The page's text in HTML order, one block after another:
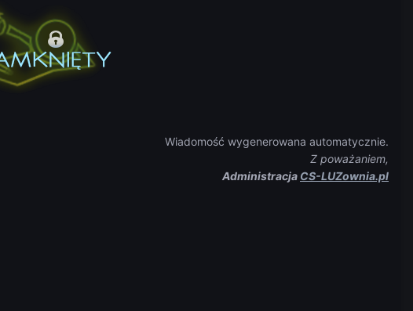
Wiadomość wygenerowana automatycznie.
Z poważaniem,
Administracja CS-LUZownia.pl